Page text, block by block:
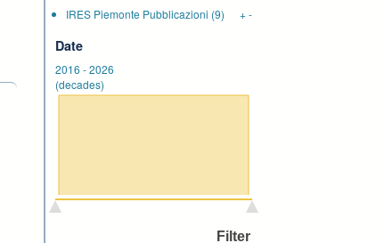
IRES Piemonte Pubblicazioni (9) +-
Date
2016 -2026
(decades)